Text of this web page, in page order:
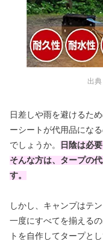
出典
日差しや雨を避けるた
ーシートが代用品にな
でしょうか。
日陰は必
そんな方は、タープの
す。
しかし、キャンプはテ
一度にすべてを揃える
トを自作してタープと